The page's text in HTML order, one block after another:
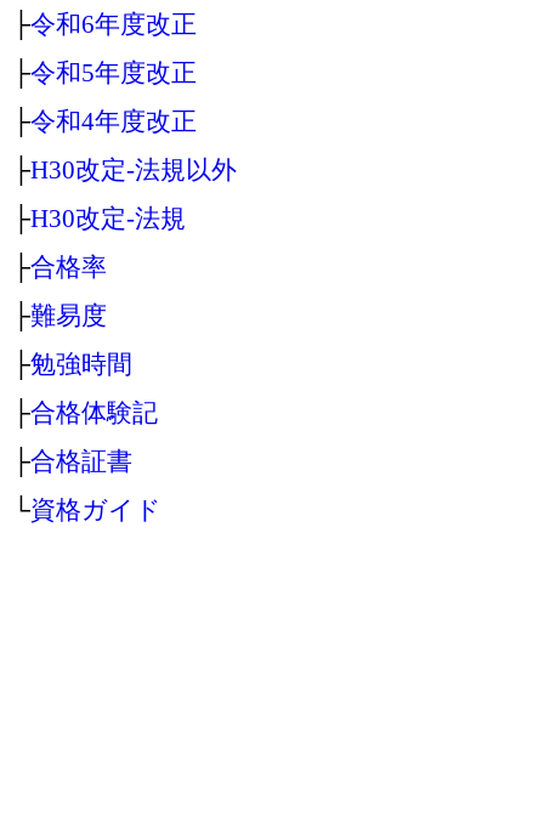
├令和6年度改正
├令和5年度改正
├令和4年度改正
├H30改定‐法規以外
├H30改定‐法規
├合格率
├難易度
├勉強時間
├合格体験記
├合格証書
└資格ガイド